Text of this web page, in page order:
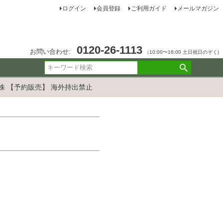
ログイン 会員登録 ご利用ガイド メールマガジン
お問い合わせ: 0120-26-1113 （10:00〜16:00 土日祝日のぞく)
【予約販売】 海外持出禁止